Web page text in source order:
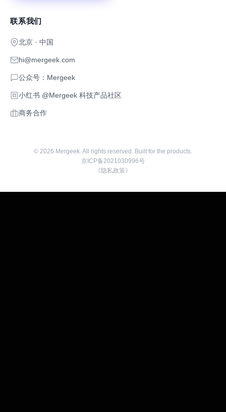
联系我们
北京 · 中国
hi@mergeek.com
公众号：Mergeek
小红书 @Mergeek 科技产品社区
商务合作
© 2026 Mergeek. All rights reserved. Built for the products.
京ICP备2021030996号
《隐私政策》